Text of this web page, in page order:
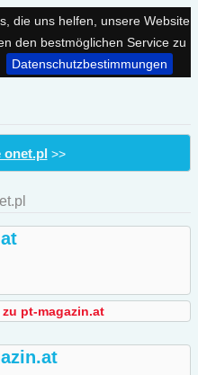
die uns helfen, unsere Website
den bestmöglichen Service zu
Datenschutzbestimmungen
onet.pl >>
pt-magazin.at